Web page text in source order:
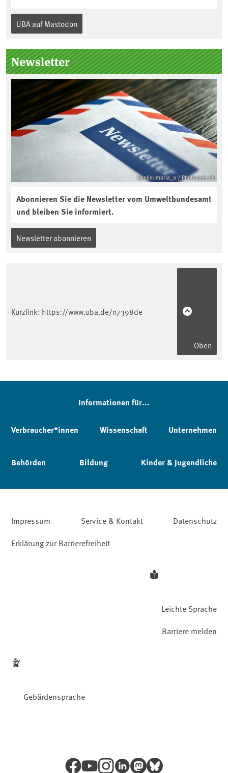
Internationalen Tag des Bodens, der
„Boden des Jahres“ vorgestellt. Das UBA
Kuratorium, wie wird der Boden des
Jahres ausgewählt und was passiert
eigentlich während eines solchen
Bodenjahres? Infos dazu gibt es im
aktuellen Podcast „Soilcast“. Jetzt
reinhören:
https://soilcast.de/interview/sc202-
interview-die-kuer-der-krume/
UBA auf Mastodon
Newsletter
Quelle: maria_a / Photocase.de
Abonnieren Sie die Newsletter vom Umweltbundesamt
und bleiben Sie informiert.
Newsletter abonnieren
Kurzlink: https://www.uba.de/n7398de
Oben
Informationen für...
Verbraucher*innen Wissenschaft Unternehmen
Behörden Bildung Kinder & Jugendliche
Impressum Service & Kontakt
Datenschutz
Erklärung zur Barrierefreiheit
Leichte Sprache
Gebärdensprache
Barriere melden